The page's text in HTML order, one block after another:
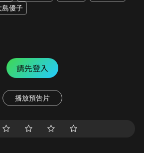
島優子
請先登入
播放預告片